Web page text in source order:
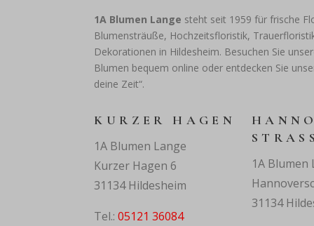
1A Blumen Lange steht seit 1959 für frische
Blumensträuße, Hochzeitsfloristik,
Dekorationen in Hildesheim. Besuchen Sie
Blumen bequem online oder entdecken Sie
deine Zeit“.
KURZER HAGEN
1A Blumen Lange
Kurzer Hagen 6
31134 Hildesheim
Tel.:05121 36084
1A Blumen
31134